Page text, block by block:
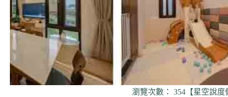
瀏覽次數： 354【星空說